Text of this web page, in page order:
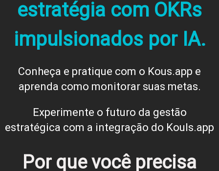
estratégia com OKRs
impulsionados por IA.
Conheça e pratique com o Kous.app e
aprenda como monitorar suas metas.
Experimente o futuro da gestão
estratégica com a integração do Kouls.app
Por que você precisa